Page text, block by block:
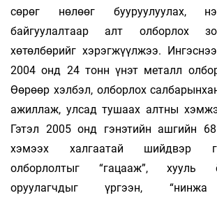
сөрөг нөлөөг бууруулуулах,
байгуулалтаар алт олборлох
хөтөлбөрийг хэрэгжүүлжээ.
2004 онд 24 тонн үнэт металл
Өөрөөр хэлбэл, олборлох
ажиллаж, улсад тушаах алтны
Гэтэл 2005 онд гэнэтийн ашгийн
хэмээх халгаатай шийдвэр
олборлолтыг “гацааж”, хууль
оруулагчдыг үргээн, “нинжа